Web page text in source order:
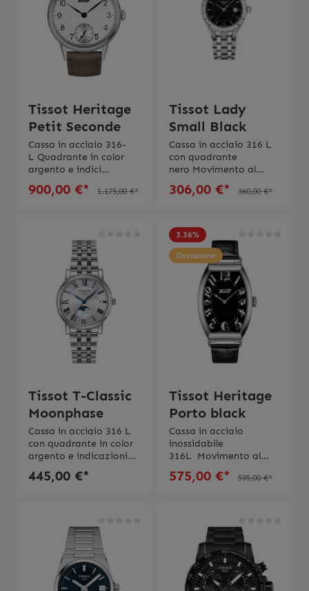
Tissot Heritage
Petit Seconde
Cassa in acciaio 316-
L Quadrante in color
argento e indici
arabiMovimento
automaticoDimensioni
piedi)Cinturino in
pelleSwiss Made 2 anni
di garanzia
900,00 €* 1.175,00 €*
Tissot Lady
Small Black
Cassa in acciaio 316 L
con quadrante
nero Movimento al
quarzoChiusura a
farfalla con
litá fino a 5 bar (50
metri/165 piedi) Swiss
Made 2 anni di
garanzia
306,00 €* 360,00 €*
Tissot T-Classic
Moonphase
Cassa in acciaio 316 L
con quadrante in color
argento e indicazioni
fasi lunari Movimento al
quarzoVetro in zaffiro
con chiusura a farfalla
con pulsantiSwiss
Made 2 anni di
garanzia
445,00 €*
3.36%
Occasione
Tissot Heritage
Porto black
Cassa in acciaio
inossidabile
316L Movimento al
quarzo Vetro zaffiro
bombato
regolabilie in
pelle Swiss Made 2
anni di garanzia
575,00 €* 595,00 €*